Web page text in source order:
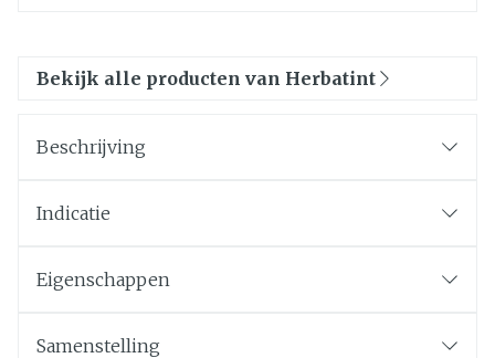
Bekijk alle producten van Herbatint
Beschrijving
Indicatie
Eigenschappen
Samenstelling